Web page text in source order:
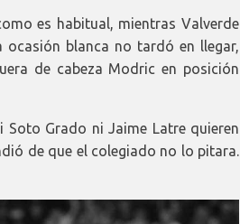
es habitual, mientras Valverde
ocasión blanca no tardó en llegar,
de cabeza Modric en posición
Soto Grado ni Jaime Latre quieren
de que el colegiado no lo pitara.